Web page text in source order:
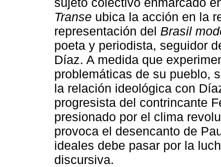
Transe ubica la acción en la
representación del Brasil
poeta y periodista, seguidor
Díaz. A medida que
problemáticas de su pueblo,
la relación ideológica con
progresista del contrincante
presionado por el clima
provoca el desencanto de
ideales debe pasar por la
discursiva.